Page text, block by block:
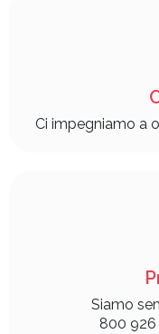
Ci impegniamo a
Siamo
800 926